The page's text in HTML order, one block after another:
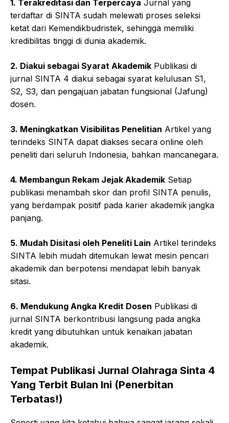
1. Terakreditasi dan Terpercaya Jurnal yang
terdaftar di SINTA sudah melewati proses seleksi
ketat dari Kemendikbudristek, sehingga memiliki
kredibilitas tinggi di dunia akademik.
2. Diakui sebagai Syarat Akademik Publikasi di
jurnal SINTA 4 diakui sebagai syarat kelulusan S1,
S2, S3, dan pengajuan jabatan fungsional (Jafung)
dosen.
3. Meningkatkan Visibilitas Penelitian Artikel yang
terindeks SINTA dapat diakses secara online oleh
peneliti dari seluruh Indonesia, bahkan mancanegara.
4. Membangun Rekam Jejak Akademik Setiap
publikasi menambah skor dan profil SINTA penulis,
yang berdampak positif pada karier akademik jangka
panjang.
5. Mudah Disitasi oleh Peneliti Lain Artikel terindeks
SINTA lebih mudah ditemukan lewat mesin pencari
akademik dan berpotensi mendapat lebih banyak
sitasi.
6. Mendukung Angka Kredit Dosen Publikasi di
jurnal SINTA berkontribusi langsung pada angka
kredit yang dibutuhkan untuk kenaikan jabatan
akademik.
Tempat Publikasi Jurnal Olahraga Sinta 4
Yang Terbit Bulan Ini (Penerbitan
Terbatas!)